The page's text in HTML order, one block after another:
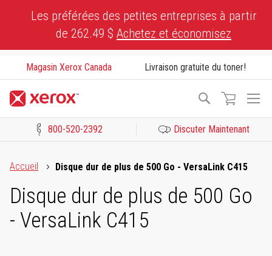
Les préférées des petites entreprises à partir
de 262.49 $ Achetez et économisez
Magasin Xerox Canada Livraison gratuite du toner!
Recherche
800-520-2392 Discuter Maintenant
Accueil
Disque dur de plus de 500 Go - VersaLink C415
Disque dur de plus de 500 Go
- VersaLink C415